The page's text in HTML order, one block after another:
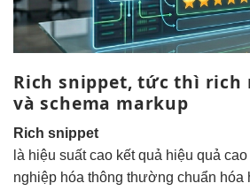
Rich snippet,tức thì rich
và schema markup
Rich snippet
là hiệu suất cao kết quả hiệu quả cao
nghiệp hóa thông thường chuẩn hóa